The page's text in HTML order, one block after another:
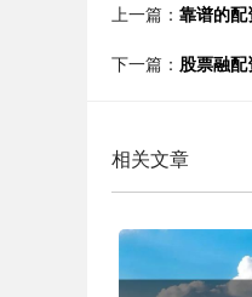
上一篇： 靠谱的
下一篇： 股票融
相关文章